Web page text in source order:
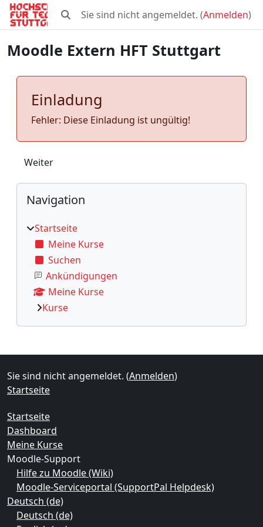
Zum Hauptinhalt
Sucheingabe umschalten
Sie sind nicht angemeldet. (Anmelden)
Moodle Extern HFT Stuttgart
Einladung
Fehler: Diese Einladung ist ungültig!
Weiter
Blöcke
Navigation überspringen
Navigation
Startseite
Meine Kurse
Suchen
Ankündigungen
Meine Kurse
Kurse
Ergänzungsblöcke
Sie sind nicht angemeldet. (Anmelden)
Startseite
Startseite
Dashboard
Meine Kurse
Moodle-Support
Hilfe zu Moodle (Wiki)
Moodle-Serviceportal (SupportPal Helpdesk)
Deutsch ‎(de)‎
Deutsch ‎(de)‎